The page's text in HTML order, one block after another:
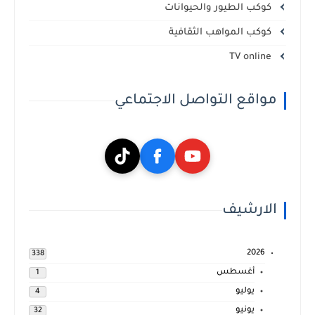
كوكب الطيور والحيوانات
كوكب المواهب الثقافية
مواقع التواصل الاجتماعي
الارشيف
2026
338
أغسطس 1
يوليو 4
يونيو 32